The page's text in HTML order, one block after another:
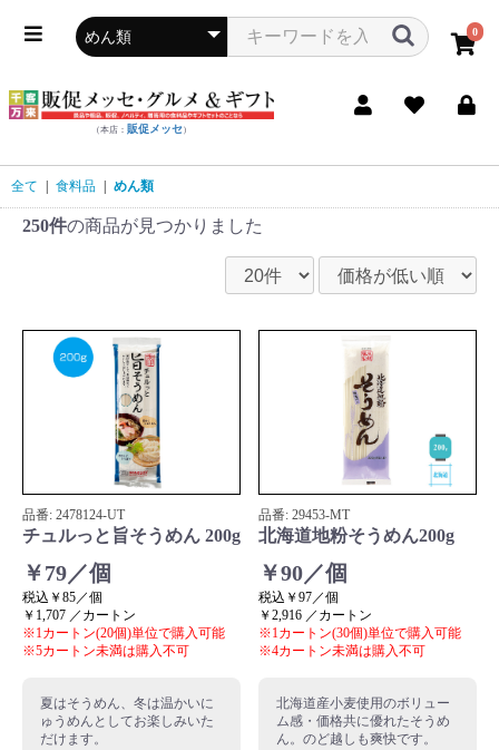
0
（本店： 販促メッセ）
全て 食料品 めん類
250件の商品が見つかりました
品番: 2478124-UT
チュルっと旨そうめん 200g
￥79／個
税込￥85／個
￥1,707 ／カートン
※1カートン(20個)単位で購入可能
※5カートン未満は購入不可
夏はそうめん、冬は温かいに
ゅうめんとしてお楽しみいた
だけます。
品番: 29453-MT
北海道地粉そうめん200g
￥90／個
税込￥97／個
￥2,916 ／カートン
※1カートン(30個)単位で購入可能
※4カートン未満は購入不可
北海道産小麦使用のボリュー
ム感・価格共に優れたそうめ
ん。のど越しも爽快です。